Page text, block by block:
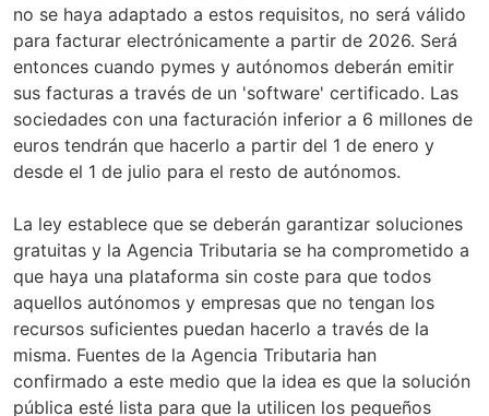
no se haya adaptado a estos requisitos, no será válido
para facturar electrónicamente a partir de 2026. Será
entonces cuando pymes y autónomos deberán emitir
sus facturas a través de un 'software' certificado. Las
sociedades con una facturación inferior a 6 millones de
euros tendrán que hacerlo a partir del 1 de enero y
desde el 1 de julio para el resto de autónomos.
La ley establece que se deberán garantizar soluciones
gratuitas y la Agencia Tributaria se ha comprometido a
que haya una plataforma sin coste para que todos
aquellos autónomos y empresas que no tengan los
recursos suficientes puedan hacerlo a través de la
misma. Fuentes de la Agencia Tributaria han
confirmado a este medio que la idea es que la solución
pública esté lista para que la utilicen los pequeños